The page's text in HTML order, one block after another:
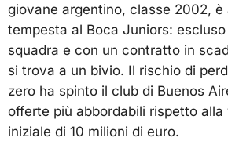
giovane argentino, classe 2002, è
tempesta al Boca Juniors:
squadra e con un contratto in
si trova a un bivio. Il rischio di
zero ha spinto il club di Buenos
offerte più abbordabili rispetto alla
iniziale di 10 milioni di euro.